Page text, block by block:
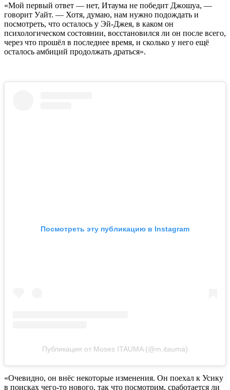
«Мой первый ответ — нет, Итаума не победит Джошуа, —
говорит Уайт. — Хотя, думаю, нам нужно подождать и
посмотреть, что осталось у Эй-Джея, в каком он
психологическом состоянии, восстановился ли он после всего,
через что прошёл в последнее время, и сколько у него ещё
осталось амбиций продолжать драться».
Посмотреть эту публикацию в Instagram
Публикация от Moses ITAUMA (@m.itauma)
«Очевидно, он внёс некоторые изменения. Он поехал к Усику
в поисках чего-то нового, так что посмотрим, сработается ли